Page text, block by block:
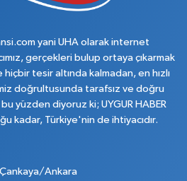
yani UHA olarak internet
gerçekleri bulup ortaya çıkarmak
tesir altında kalmadan, en hızlı
doğrultusunda tarafsız ve doğru
bu yüzden diyoruz ki; UYGUR HABER
kadar, Türkiye'nin de ihtiyacıdır.
Çankaya/Ankara